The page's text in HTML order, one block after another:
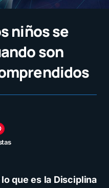
niños se
son
que es la Disciplina